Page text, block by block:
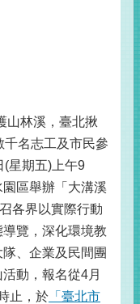
山林溪，臺北揪
千名志工及市民參
(星期五)上午9
區舉辦「大溝溪
各界以實際行動
覽，深化環境教
、企業及民間團
動，報名從4月
止，於 「臺北市